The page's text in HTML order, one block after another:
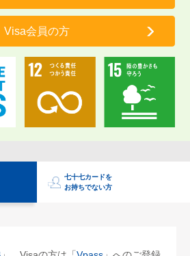
ルーカード年会費見直しのご案内
ポイントリニューアルのお知らせ
「七十七JCBカード S」（年会費
いて
Visa会員の方
七十七カードを
お持ちでない方